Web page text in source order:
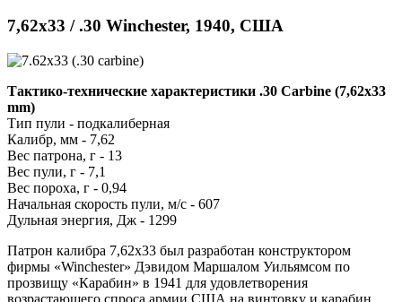
7,62x33 / .30 Winchester, 1940, США
Тактико-технические характеристики .30 Carbine (7,62x33
mm)
Тип пули - подкалиберная
Калибр, мм - 7,62
Вес патрона, г - 13
Вес пули, г - 7,1
Вес пороха, г - 0,94
Начальная скорость пули, м/с - 607
Дульная энергия, Дж - 1299
Патрон калибра 7,62х33 был разработан конструктором
фирмы «Winchester» Дэвидом Маршалом Уильямсом по
прозвищу «Карабин» в 1941 для удовлетворения
возрастающего спроса армии США на винтовку и карабин